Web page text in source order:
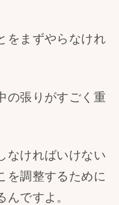
をまずやらなけれ
の張りがすごく重
なければいけない
を調整するために
ですよ。